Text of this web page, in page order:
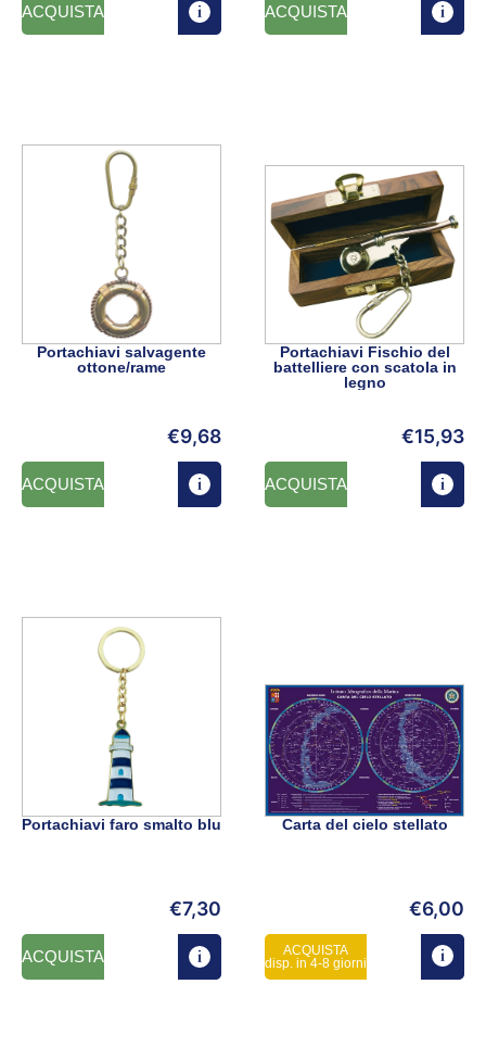
ACQUISTA ACQUISTA
Portachiavi salvagente
ottone/rame
€9,68
ACQUISTA
Portachiavi Fischio del
battelliere con scatola in
legno
€15,93
ACQUISTA
Portachiavi faro smalto blu
€7,30
ACQUISTA
Carta del cielo stellato
€6,00
ACQUISTA
disp. in 4-8 giorni